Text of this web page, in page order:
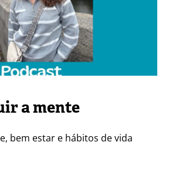
YouTube
a mente
bem estar e hábitos de vida